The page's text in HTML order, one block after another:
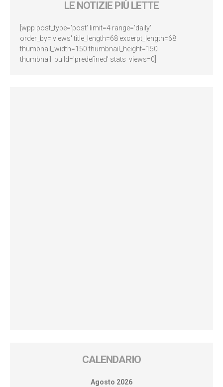
LE NOTIZIE PIÙ LETTE
[wpp post_type='post' limit=4 range='daily'
order_by='views' title_length=68 excerpt_length=68
thumbnail_width=150 thumbnail_height=150
thumbnail_build='predefined' stats_views=0]
CALENDARIO
Agosto 2026